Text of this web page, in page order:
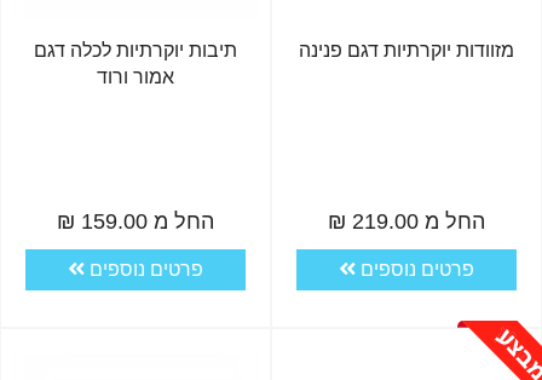
מזוודות יוקרתיות דגם פנינה
החל מ 219.00 ₪
פרטים נוספים
תיבות יוקרתיות לכלה דגם
אמור ורוד
החל מ 159.00 ₪
פרטים נוספים